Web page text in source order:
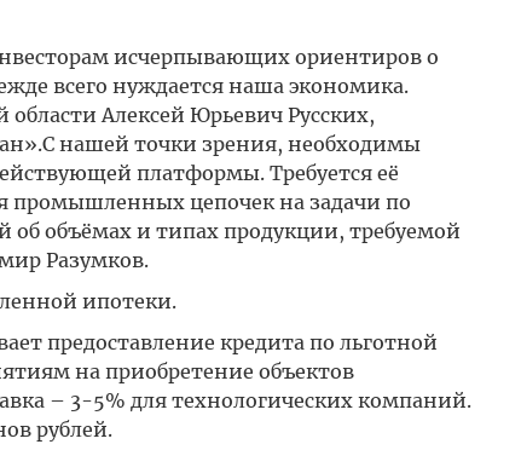
исчерпывающих ориентиров о
всего нуждается наша экономика.
Алексей Юрьевич Русских,
нашей точки зрения, необходимы
платформы. Требуется её
промышленных цепочек на задачи по
объёмах и типах продукции, требуемой
Разумков.
ипотеки.
предоставление кредита по льготной
на приобретение объектов
– 3-5% для технологических компаний.
рублей.